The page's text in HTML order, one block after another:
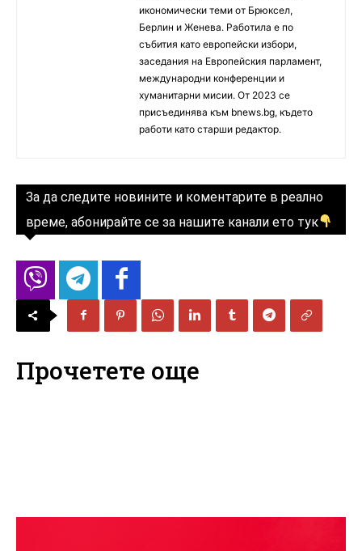
икономически теми от Брюксел,
Берлин и Женева. Работила е по
събития като европейски избори,
заседания на Европейския парламент,
международни конференции и
хуманитарни мисии. От 2023 се
присъединява към bnews.bg, където
работи като старши редактор.
За да следите новините и коментарите в реално
време, абонирайте се за нашите канали ето тук
Прочетете още